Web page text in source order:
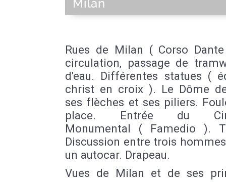
Milan
Rues de Milan ( Corso
circulation, passage de
d'eau. Différentes statues (
christ en croix ). Le Dôme
ses flèches et ses piliers.
place. Entrée du
Monumental ( Famedio ).
Discussion entre trois
un autocar. Drapeau.
Vues de Milan et de ses